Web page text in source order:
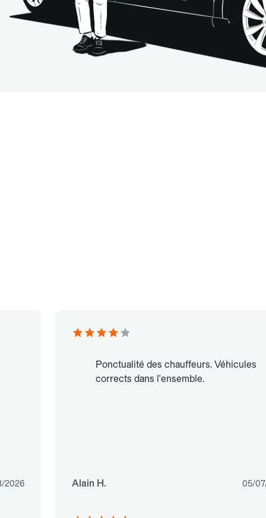
2026
Ponctualité des chauffeurs. Véhicules
corrects dans l'ensemble.
Alain H. 05/